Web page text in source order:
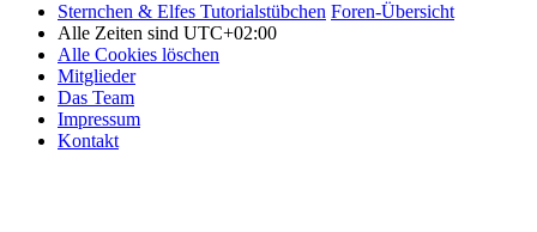
Sternchen & Elfes Tutorialstübchen Foren-Übersicht
Alle Zeiten sind UTC+02:00
Alle Cookies löschen
Mitglieder
Das Team
Impressum
Kontakt